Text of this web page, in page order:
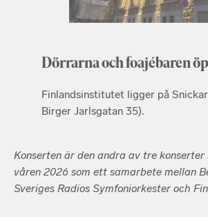
Dörrarna och foajébaren
Finlandsinstitutet ligger på
Birger Jarlsgatan 35).
Konserten är den andra av tre konserter
våren 2026 som ett samarbete mellan
Sveriges Radios Symfoniorkester och